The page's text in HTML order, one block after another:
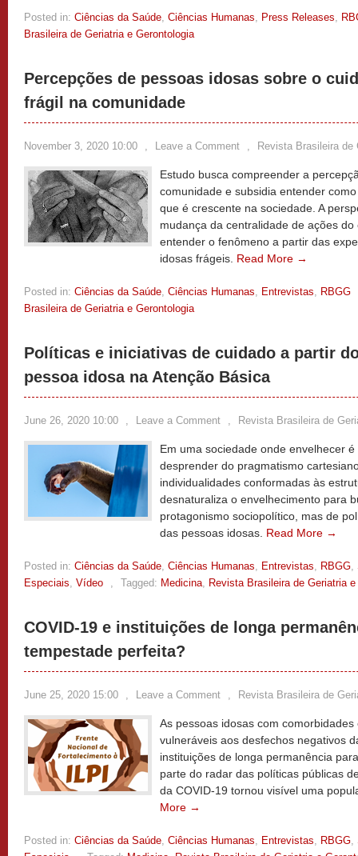
Posted in: Ciências da Saúde, Ciências Humanas, Press Releases,
Brasileira de Geriatria e Gerontologia
Percepções de pessoas idosas sobre o
frágil na comunidade
November 3, 2020 10:00 , Leave a Comment , Revista Brasileira de
Estudo busca compreender a
comunidade e subsidia entender
que é crescente na sociedade. A
mudança da centralidade de ações
entender o fenômeno a partir das
idosas frágeis. Read More →
Posted in: Ciências da Saúde, Ciências Humanas, Entrevistas, RBGG
Brasileira de Geriatria e Gerontologia
Políticas e iniciativas de cuidado a partir
pessoa idosa na Atenção Básica
June 26, 2020 10:00 , Leave a Comment , Revista Brasileira de
Em uma sociedade onde envelhecer
desprender do pragmatismo
individualidades conformadas às
desnaturaliza o envelhecimento para
protagonismo sociopolítico, mas de
das pessoas idosas. Read More →
Posted in: Ciências da Saúde, Ciências Humanas, Entrevistas, RBGG,
Especiais, Vídeo , Tagged: Medicina, Revista Brasileira de Geriatria
COVID-19 e instituições de longa
tempestade perfeita?
June 25, 2020 15:00 , Leave a Comment , Revista Brasileira de
As pessoas idosas com
vulneráveis aos desfechos negativos
instituições de longa permanência
parte do radar das políticas públicas
da COVID-19 tornou visível uma
More →
Posted in: Ciências da Saúde, Ciências Humanas, Entrevistas, RBGG,